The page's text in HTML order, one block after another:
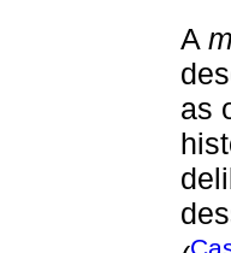
A
as